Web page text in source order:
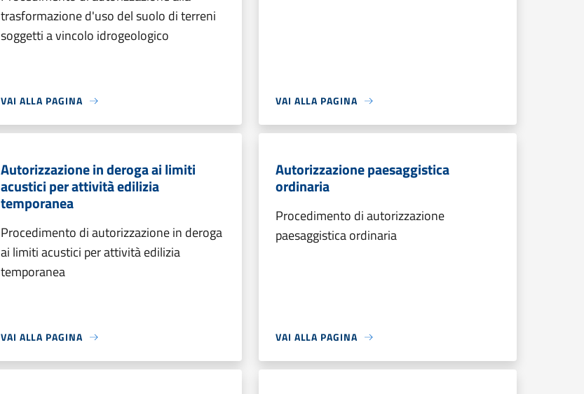
trasformazione d'uso del suolo di terreni
soggetti a vincolo idrogeologico
VAI ALLA PAGINA VAI ALLA PAGINA
Autorizzazione in deroga ai limiti
acustici per attività edilizia
temporanea
Procedimento di autorizzazione in deroga
ai limiti acustici per attività edilizia
temporanea
VAI ALLA PAGINA
Autorizzazione paesaggistica
ordinaria
Procedimento di autorizzazione
paesaggistica ordinaria
VAI ALLA PAGINA